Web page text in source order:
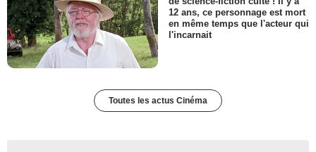
12 ans, ce personnage est mort
en même temps que l'acteur qui
l'incarnait
Toutes les actus Cinéma